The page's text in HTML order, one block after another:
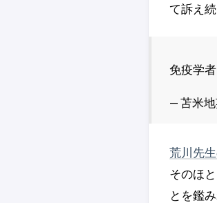
て訴え
免疫学
— 苫米
荒川先
そのほ
とを鑑